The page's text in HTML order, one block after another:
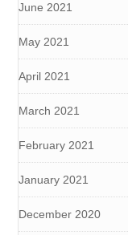
June 2021
May 2021
April 2021
March 2021
February 2021
January 2021
December 2020